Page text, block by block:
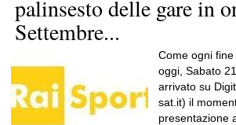
palinsesto delle gare in
Settembre...
Come ogni
oggi, Sabato
arrivato su
sat.it) il
presentazione